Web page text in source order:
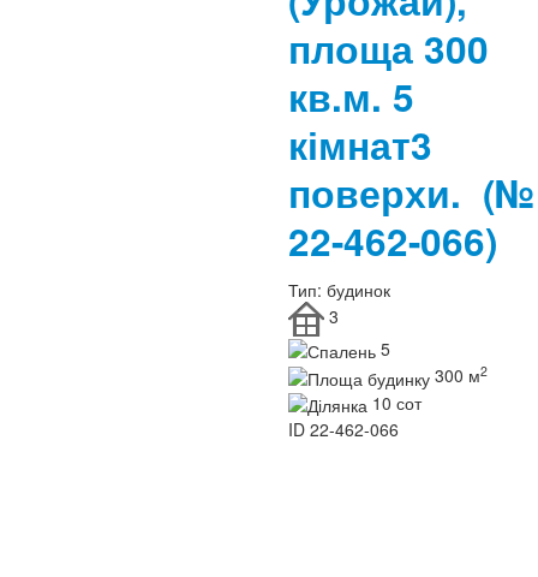
площа 300
кв.м. 5
кімнат3
поверхи. (№
22-462-066)
Тип: будинок
3
5
300 м2
10 сот
ID 22-462-066